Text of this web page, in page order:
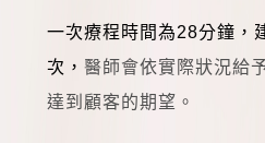
一次療程時間為28分鐘，
次， 醫師會依實際狀況給
達到顧客的期望。